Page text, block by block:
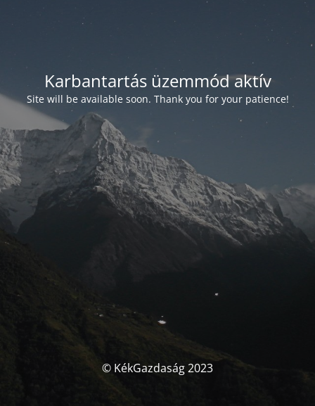
Karbantartás üzemmód aktív
Site will be available soon. Thank you for your patience!
© KékGazdaság 2023